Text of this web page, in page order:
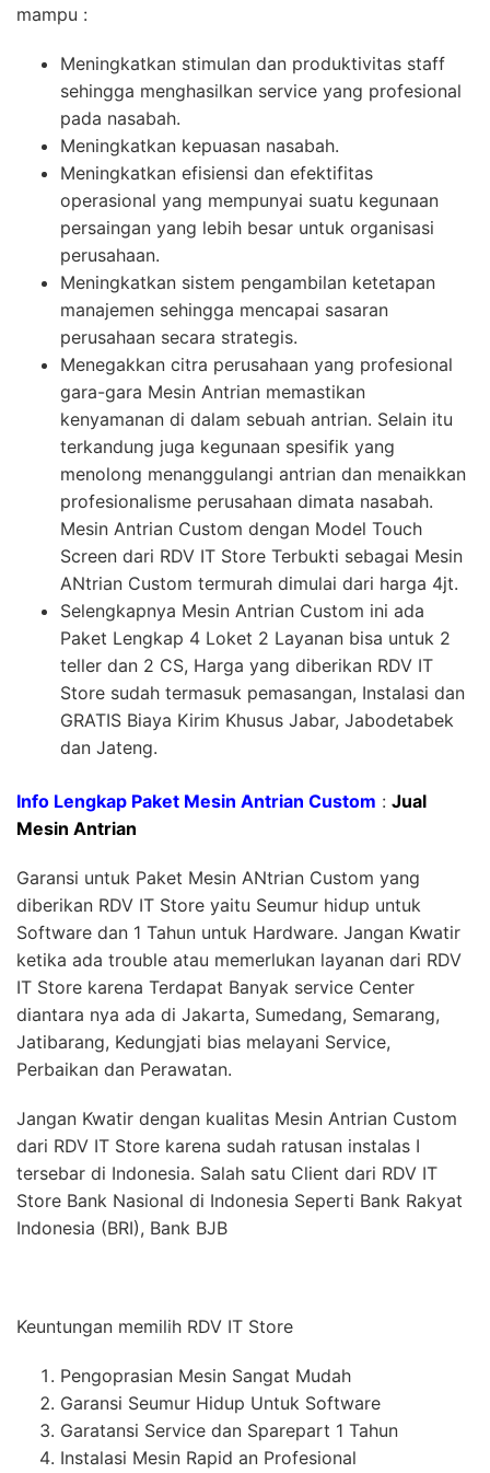
mampu :
Meningkatkan stimulan dan produktivitas staff
sehingga menghasilkan service yang profesional
pada nasabah.
Meningkatkan kepuasan nasabah.
Meningkatkan efisiensi dan efektifitas
operasional yang mempunyai suatu kegunaan
persaingan yang lebih besar untuk organisasi
perusahaan.
Meningkatkan sistem pengambilan ketetapan
manajemen sehingga mencapai sasaran
perusahaan secara strategis.
Menegakkan citra perusahaan yang profesional
gara-gara Mesin Antrian memastikan
kenyamanan di dalam sebuah antrian. Selain itu
terkandung juga kegunaan spesifik yang
menolong menanggulangi antrian dan menaikkan
profesionalisme perusahaan dimata nasabah.
Mesin Antrian Custom dengan Model Touch
Screen dari RDV IT Store Terbukti sebagai Mesin
ANtrian Custom termurah dimulai dari harga 4jt.
Selengkapnya Mesin Antrian Custom ini ada
Paket Lengkap 4 Loket 2 Layanan bisa untuk 2
teller dan 2 CS, Harga yang diberikan RDV IT
Store sudah termasuk pemasangan, Instalasi dan
GRATIS Biaya Kirim Khusus Jabar, Jabodetabek
dan Jateng.
Info Lengkap Paket Mesin Antrian Custom : Jual
Mesin Antrian
Garansi untuk Paket Mesin ANtrian Custom yang
diberikan RDV IT Store yaitu Seumur hidup untuk
Software dan 1 Tahun untuk Hardware. Jangan Kwatir
ketika ada trouble atau memerlukan layanan dari RDV
IT Store karena Terdapat Banyak service Center
diantara nya ada di Jakarta, Sumedang, Semarang,
Jatibarang, Kedungjati bias melayani Service,
Perbaikan dan Perawatan.
Jangan Kwatir dengan kualitas Mesin Antrian Custom
dari RDV IT Store karena sudah ratusan instalas I
tersebar di Indonesia. Salah satu Client dari RDV IT
Store Bank Nasional di Indonesia Seperti Bank Rakyat
Indonesia (BRI), Bank BJB
Keuntungan memilih RDV IT Store
Pengoprasian Mesin Sangat Mudah
Garansi Seumur Hidup Untuk Software
Garatansi Service dan Sparepart 1 Tahun
Instalasi Mesin Rapid an Profesional